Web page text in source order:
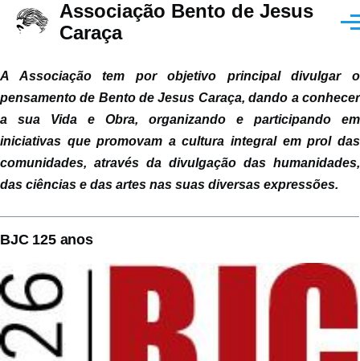
Passar para o conteúdo principal
Associação Bento de Jesus
Caraça
A Associação tem por objetivo principal divulgar o
pensamento de Bento de Jesus Caraça, dando a conhecer
a sua Vida e Obra, organizando e participando em
iniciativas que promovam a cultura integral em prol das
comunidades, através da divulgação das humanidades,
das ciências e das artes nas suas diversas expressões.
BJC 125 anos